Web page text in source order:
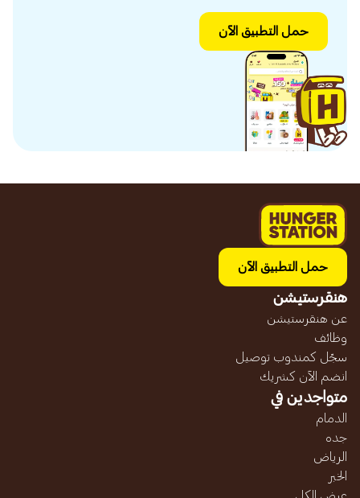
حمل التطبيق الآن
حمل التطبيق الآن
هنقرستيشن
عن هنقرستيشن
وظائف
سجّل كمندوب توصيل
انضم الآن كشريك
متواجدين في
الدمام
جده
الرياض
الخبر